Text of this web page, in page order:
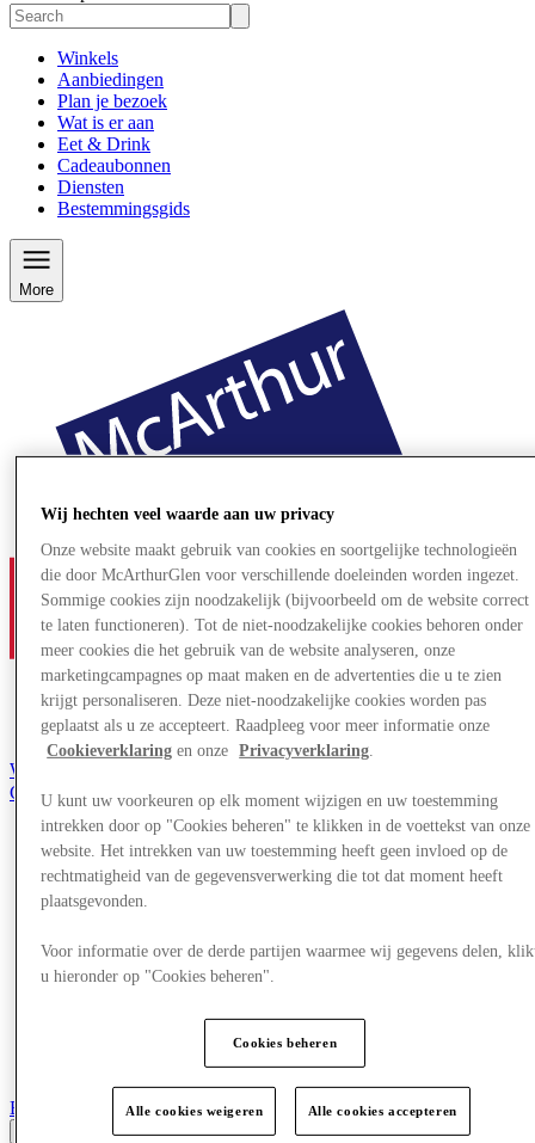
Winkels
Aanbiedingen
Plan je bezoek
Wat is er aan
Eet & Drink
Cadeaubonnen
Diensten
Bestemmingsgids
More
Word lid van de Club
Gered,
nl
Winkels
Aanbiedingen
Plan je bezoek
Cadeaubonnen
Diensten
Back
Wij hechten veel waarde aan uw privacy
Onze website maakt gebruik van cookies en soortgelijke technologieën
die door McArthurGlen voor verschillende doeleinden worden ingezet.
Sommige cookies zijn noodzakelijk (bijvoorbeeld om de website correct
te laten functioneren). Tot de niet-noodzakelijke cookies behoren onder
meer cookies die het gebruik van de website analyseren, onze
marketingcampagnes op maat maken en de advertenties die u te zien
krijgt personaliseren. Deze niet-noodzakelijke cookies worden pas
geplaatst als u ze accepteert. Raadpleeg voor meer informatie onze
Cookieverklaring en onze Privacyverklaring
U kunt uw voorkeuren op elk moment wijzigen en uw toestemming
intrekken door op "Cookies beheren" te klikken in de voettekst van onze
website. Het intrekken van uw toestemming heeft geen invloed op de
rechtmatigheid van de gegevensverwerking die tot dat moment heeft
plaatsgevonden.
Voor informatie over de derde partijen waarmee wij gegevens delen,
u hieronder op "Cookies beheren".
Cookies beheren
Alle cookies weigeren Alle cookies accepteren